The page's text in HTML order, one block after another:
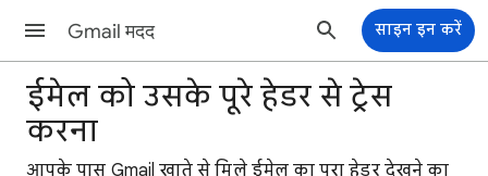
Gmail मदद साइन इन करें
ईमेल को उसके पूरे हेडर से ट्रेस
करना
आपके पास Gmail खाते से मिले ईमेल का पूरा हेडर देखने का